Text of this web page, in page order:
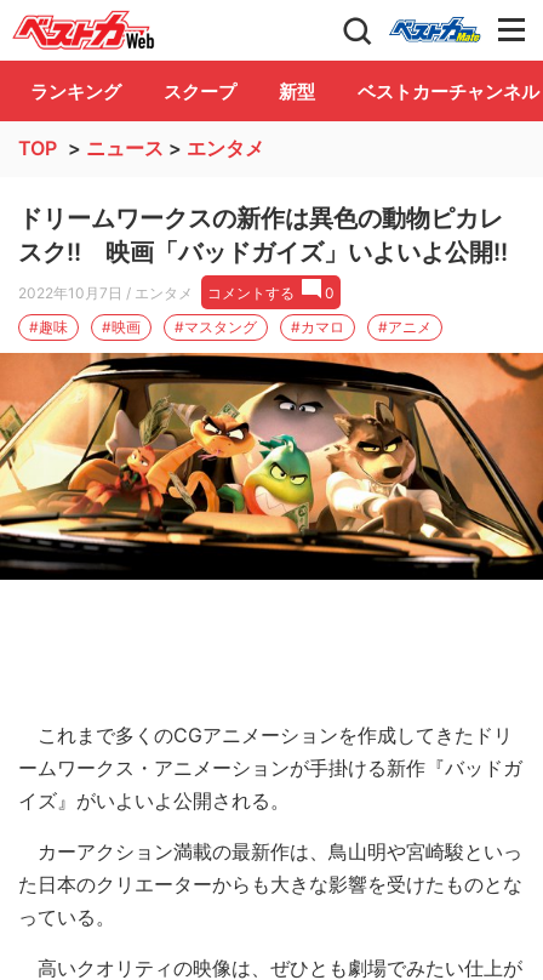
自動車情報誌「ベストカー」 Club
ランキング スクープ 新型 ベストカーチャンネル
TOP > ニュース > エンタメ
ドリームワークスの新作は異色の動物ピカレ
スク!! 映画「バッドガイズ」いよいよ公開!!
2022年10月7日 / エンタメ コメントする
0
#趣味
#映画 #マスタング #カマロ #アニメ
これまで多くのCGアニメーションを作成してきたドリ
ームワークス・アニメーションが手掛ける新作『バッドガ
イズ』がいよいよ公開される。
カーアクション満載の最新作は、鳥山明や宮崎駿といっ
た日本のクリエーターからも大きな影響を受けたものとな
っている。
高いクオリティの映像は、ぜひとも劇場でみたい仕上が